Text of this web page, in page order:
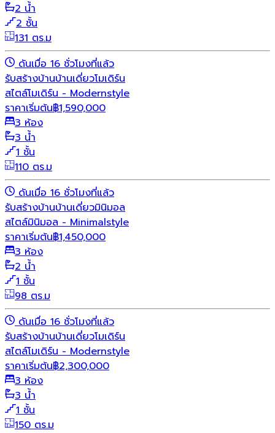
2 น้ำ
2 ชั้น
131 ตร.ม
ดันเมื่อ 16 ชั่วโมงที่แล้ว
รับสร้างบ้านบ้านเดี่ยวโมเดิร์น
สไตล์โมเดิร์น - Modernstyle
ราคาเริ่มต้น฿1,590,000
3 ห้อง
3 น้ำ
1 ชั้น
110 ตร.ม
ดันเมื่อ 16 ชั่วโมงที่แล้ว
รับสร้างบ้านบ้านเดี่ยวมินิมอล
สไตล์มินิมอล - Minimalstyle
ราคาเริ่มต้น฿1,450,000
3 ห้อง
2 น้ำ
1 ชั้น
98 ตร.ม
ดันเมื่อ 16 ชั่วโมงที่แล้ว
รับสร้างบ้านบ้านเดี่ยวโมเดิร์น
สไตล์โมเดิร์น - Modernstyle
ราคาเริ่มต้น฿2,300,000
3 ห้อง
3 น้ำ
1 ชั้น
150 ตร.ม